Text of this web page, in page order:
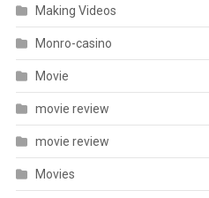
Making Videos
Monro-casino
Movie
movie review
movie review
Movies